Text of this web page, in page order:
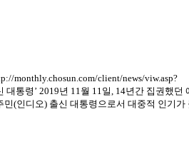
monthly.chosun.com/client/news/viw.asp?
통령’ 2019년 11월 11일, 14년간 집권했던
(인디오) 출신 대통령으로서 대중적 인기가